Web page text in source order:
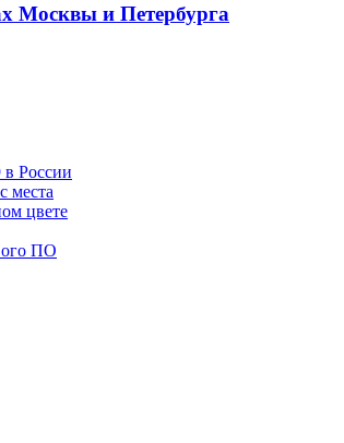
Москвы и Петербурга
России
места
цвете
ПО